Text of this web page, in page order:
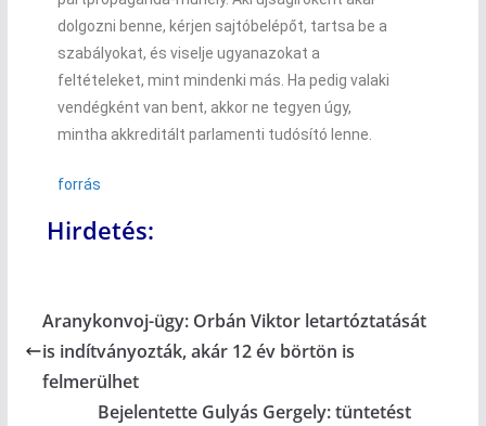
dolgozni benne, kérjen sajtóbelépőt, tartsa be a
szabályokat, és viselje ugyanazokat a
feltételeket, mint mindenki más. Ha pedig valaki
vendégként van bent, akkor ne tegyen úgy,
mintha akkreditált parlamenti tudósító lenne.
forrás
Hirdetés:
Aranykonvoj-ügy: Orbán Viktor letartóztatását
is indítványozták, akár 12 év börtön is
felmerülhet
Bejelentette Gulyás Gergely: tüntetést